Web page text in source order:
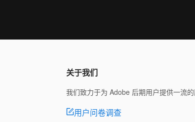
关于我们
我们致力于为 Adobe 后期用户提供一流
用户问卷调查